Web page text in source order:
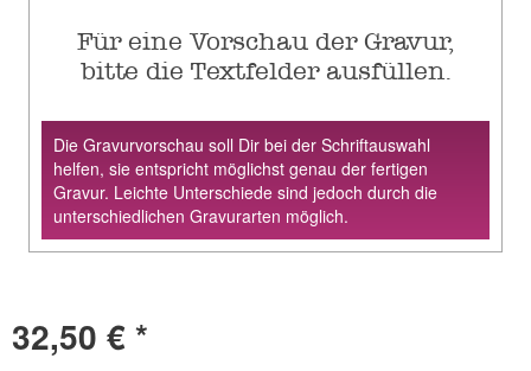
Für eine Vorschau der Gravur,
bitte die Textfelder ausfüllen.
Die Gravurvorschau soll Dir bei der Schriftauswahl
helfen, sie entspricht möglichst genau der fertigen
Gravur. Leichte Unterschiede sind jedoch durch die
unterschiedlichen Gravurarten möglich.
32,50 € *